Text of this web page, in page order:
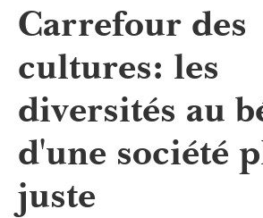
Carrefour des
cultures: les
diversités au
d'une société
juste